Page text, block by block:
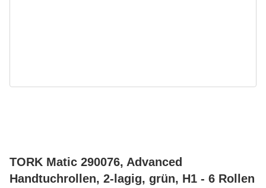
TORK Matic 290076, Advanced
Handtuchrollen, 2-lagig, grün, H1 - 6 Rollen